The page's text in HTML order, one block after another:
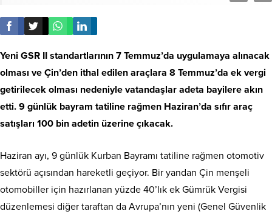
Yeni GSR II standartlarının 7 Temmuz’da uygulamaya alınacak
olması ve Çin’den ithal edilen araçlara 8 Temmuz’da ek vergi
getirilecek olması nedeniyle vatandaşlar adeta bayilere akın
etti. 9 günlük bayram tatiline rağmen Haziran’da sıfır araç
satışları 100 bin adetin üzerine çıkacak.
Haziran ayı, 9 günlük Kurban Bayramı tatiline rağmen otomotiv
sektörü açısından hareketli geçiyor. Bir yandan Çin menşeli
otomobiller için hazırlanan yüzde 40’lık ek Gümrük Vergisi
düzenlemesi diğer taraftan da Avrupa’nın yeni (Genel Güvenlik